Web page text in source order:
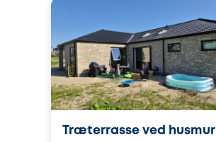
Træterrasse ved husmur